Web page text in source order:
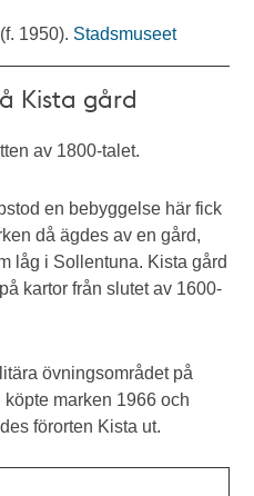
1950). Stadsmuseet
Kista gård
av 1800-talet.
en bebyggelse här fick
då ägdes av en gård,
låg i Sollentuna. Kista gård
kartor från slutet av 1600-
övningsområdet på
marken 1966 och
förorten Kista ut.